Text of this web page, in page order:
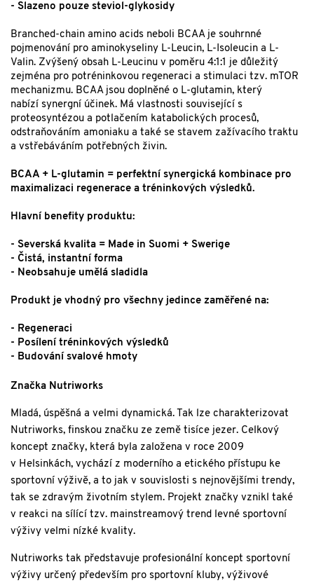
- Slazeno pouze steviol-glykosidy
Branched-chain amino acids neboli BCAA je souhrnné
pojmenování pro aminokyseliny L-Leucin, L-Isoleucin a L-
Valin. Zvýšený obsah L-Leucinu v poměru 4:1:1 je důležitý
zejména pro potréninkovou regeneraci a stimulaci tzv. mTOR
mechanizmu. BCAA jsou doplněné o L-glutamin, který
nabízí synergní účinek. Má vlastnosti související s
proteosyntézou a potlačením katabolických procesů,
odstraňováním amoniaku a také se stavem zažívacího traktu
a vstřebáváním potřebných živin.
BCAA + L-glutamin = perfektní synergická kombinace pro
maximalizaci regenerace a tréninkových výsledků.
Hlavní benefity produktu:
- Severská kvalita = Made in Suomi + Swerige
- Čistá, instantní forma
- Neobsahuje umělá sladidla
Produkt je vhodný pro všechny jedince zaměřené na:
- Regeneraci
- Posílení tréninkových výsledků
- Budování svalové hmoty
Značka Nutriworks
Mladá, úspěšná a velmi dynamická. Tak lze charakterizovat
Nutriworks, finskou značku ze země tisíce jezer. Celkový
koncept značky, která byla založena v roce 2009
v Helsinkách, vychází z moderního a etického přístupu ke
sportovní výživě, a to jak v souvislosti s nejnovějšími trendy,
tak se zdravým životním stylem. Projekt značky vznikl také
v reakci na sílící tzv. mainstreamový trend levné sportovní
výživy velmi nízké kvality.
Nutriworks tak představuje profesionální koncept sportovní
výživy určený především pro sportovní kluby, výživové